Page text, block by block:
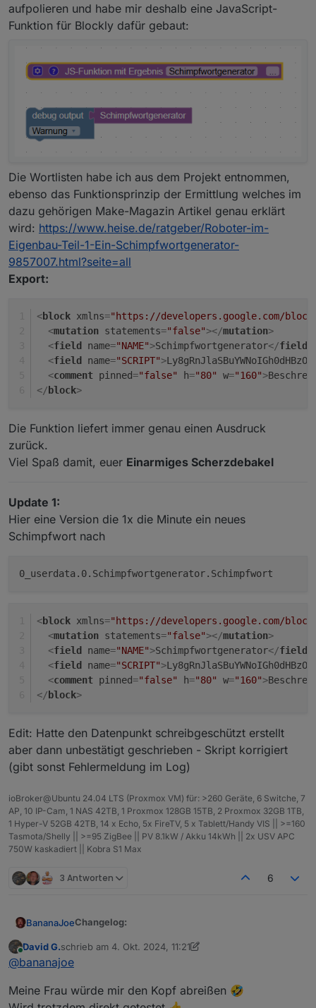
aufpolieren und habe mir deshalb eine JavaScript-
Funktion für Blockly dafür gebaut:
Die Wortlisten habe ich aus dem Projekt entnommen,
ebenso das Funktionsprinzip der Ermittlung welches im
dazu gehörigen Make-Magazin Artikel genau erklärt
wird: https://www.heise.de/ratgeber/Roboter-im-
Eigenbau-Teil-1-Ein-Schimpfwortgenerator-
9857007.html?seite=all
Export:
<block xmlns="https://developers.google.com/
<mutation statements="false"></mutation>
<field name="NAME">Schimpfwortgenerator</field
<field name="SCRIPT">
<comment pinned="false" h="80" w="160">
</ block>
Die Funktion liefert immer genau einen Ausdruck
zurück.
Viel Spaß damit, euer Einarmiges Scherzdebakel
Update 1:
Hier eine Version die 1x die Minute ein neues
Schimpfwort nach
<block xmlns="https://developers.google.com/
<mutation statements="false"></mutation>
<field name="NAME">Schimpfwortgenerator</field
<field name="SCRIPT">
<comment pinned="false" h="80" w="160">
</ block>
Edit: Hatte den Datenpunkt schreibgeschützt erstellt
aber dann unbestätigt geschrieben - Skript korrigiert
(gibt sonst Fehlermeldung im Log)
ioBroker@Ubuntu 24.04 LTS (Proxmox VM) für: >260 Geräte, 6 Switche, 7
AP, 10 IP-Cam, 1 NAS 42TB, 1 Proxmox 128GB 15TB, 2 Proxmox 32GB 1TB,
1 Hyper-V 52GB 42TB, 14 x Echo, 5x FireTV, 5 x Tablett/Handy VIS || >=160
Tasmota/Shelly || >=95 ZigBee || PV 8.1kW / Akku 14kWh || 2x USV APC
750W kaskadiert || Kobra S1 Max
3 Antworten 6
BananaJoeChangelog:
04.10.2024 erste Version
ergänzt
05.10.2024 Fehler im Skript für Datenpunkt
Ich bin über dieses Projekt hier gestolpert:
https://github.com/NikolaiRadke/Schimpfolino/wiki
Online
David G.schrieb am 4. Okt. 2024, 11:21
zuletzt editiert von David G.10. Apr. 2024, 13:28
@bananajoe
Meine Frau würde mir den Kopf abreißen 🤣